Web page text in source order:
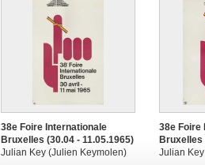
38e Foire Internationale
Bruxelles (30.04 - 11.05.1965)
Julian Key (Julien Keymolen)
38e Foire
Bruxelles
Julian